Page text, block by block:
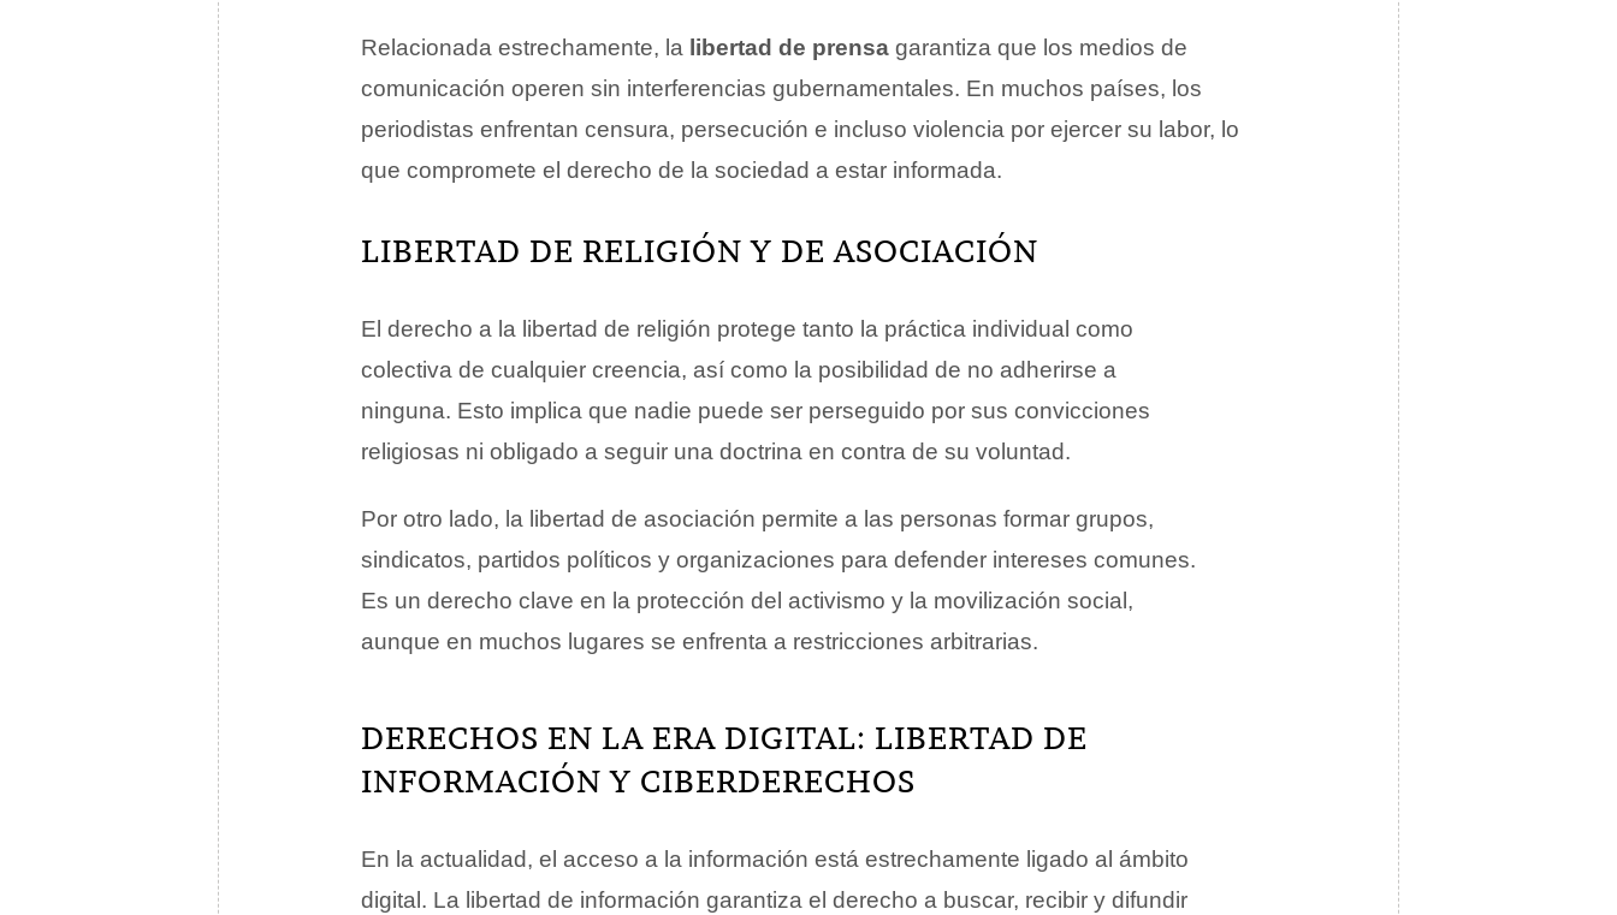
Relacionada estrechamente, la libertad de prensa garantiza que los medios de
comunicación operen sin interferencias gubernamentales. En muchos países, los
periodistas enfrentan censura, persecución e incluso violencia por ejercer su labor, lo
que compromete el derecho de la sociedad a estar informada.
LIBERTAD DE RELIGIÓN Y DE ASOCIACIÓN
El derecho a la libertad de religión protege tanto la práctica individual como
colectiva de cualquier creencia, así como la posibilidad de no adherirse a
ninguna. Esto implica que nadie puede ser perseguido por sus convicciones
religiosas ni obligado a seguir una doctrina en contra de su voluntad.
Por otro lado, la libertad de asociación permite a las personas formar grupos,
sindicatos, partidos políticos y organizaciones para defender intereses comunes.
Es un derecho clave en la protección del activismo y la movilización social,
aunque en muchos lugares se enfrenta a restricciones arbitrarias.
DERECHOS EN LA ERA DIGITAL: LIBERTAD DE
INFORMACIÓN Y CIBERDERECHOS
En la actualidad, el acceso a la información está estrechamente ligado al ámbito
digital. La libertad de información garantiza el derecho a buscar, recibir y difundir